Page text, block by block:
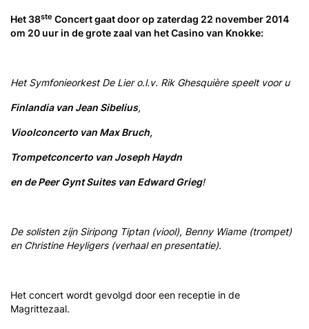
Het 38ste Concert gaat door op zaterdag 22 november 2014
om 20 uur in de grote zaal van het Casino van Knokke:
Het Symfonieorkest De Lier o.l.v. Rik Ghesquière speelt voor u
Finlandia van Jean Sibelius,
Vioolconcerto van Max Bruch,
Trompetconcerto van Joseph Haydn
en de Peer Gynt Suites van Edward Grieg!
De solisten zijn Siripong Tiptan (viool), Benny Wiame (trompet)
en Christine Heyligers (verhaal en presentatie).
Het concert wordt gevolgd door een receptie in de
Magrittezaal.